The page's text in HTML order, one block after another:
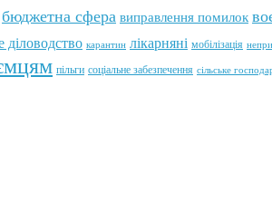
бюджетна сфера виправлення помилок
діловодство карантин лікарняні мобілізація
пільги соціальне забезпечення сільське